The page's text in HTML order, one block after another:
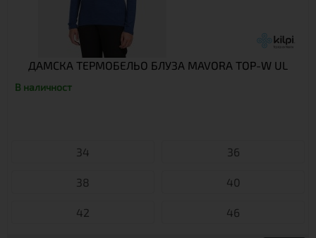
ДАМСКА ТЕРМОБЕЛЬО БЛУЗА MAVORA TOP-W UL
В наличност
34 36
38 40
42 46